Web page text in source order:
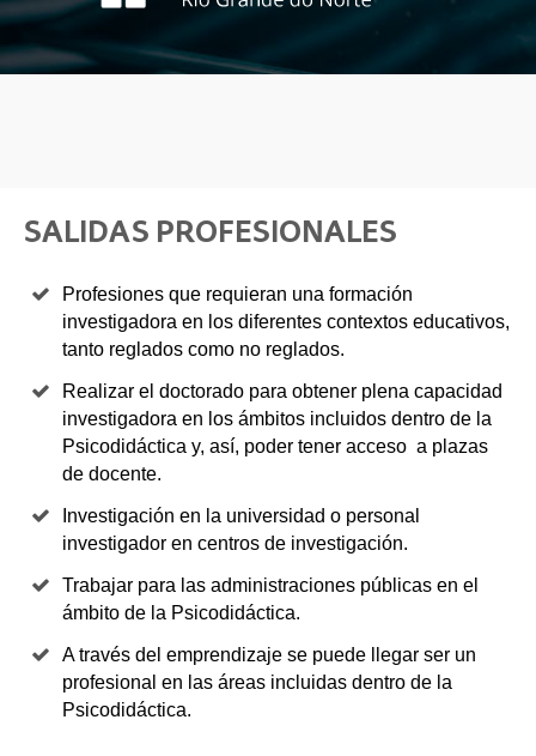
SALIDAS PROFESIONALES
Profesiones que requieran una formación
investigadora en los diferentes contextos educativos,
tanto reglados como no reglados.
Realizar el doctorado para obtener plena capacidad
investigadora en los ámbitos incluidos dentro de la
Psicodidáctica y, así, poder tener acceso a plazas
de docente.
Investigación en la universidad o personal
investigador en centros de investigación.
Trabajar para las administraciones públicas en el
ámbito de la Psicodidáctica.
A través del emprendizaje se puede llegar ser un
profesional en las áreas incluidas dentro de la
Psicodidáctica.